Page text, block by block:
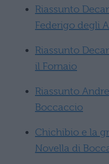
Riassunto
Federigo degli
Riassunto
il Fornaio
Riassunto
Boccaccio
Chichibio e la
Novella di